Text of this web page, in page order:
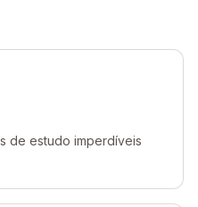
de estudo imperdíveis